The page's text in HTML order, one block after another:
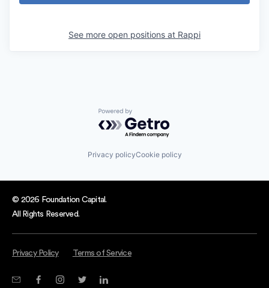
See more open positions at Rappi
Powered by Getro.com
Privacy policyCookie policy
© 2026 Foundation Capital.
All Rights Reserved.
Privacy Policy Terms of Service